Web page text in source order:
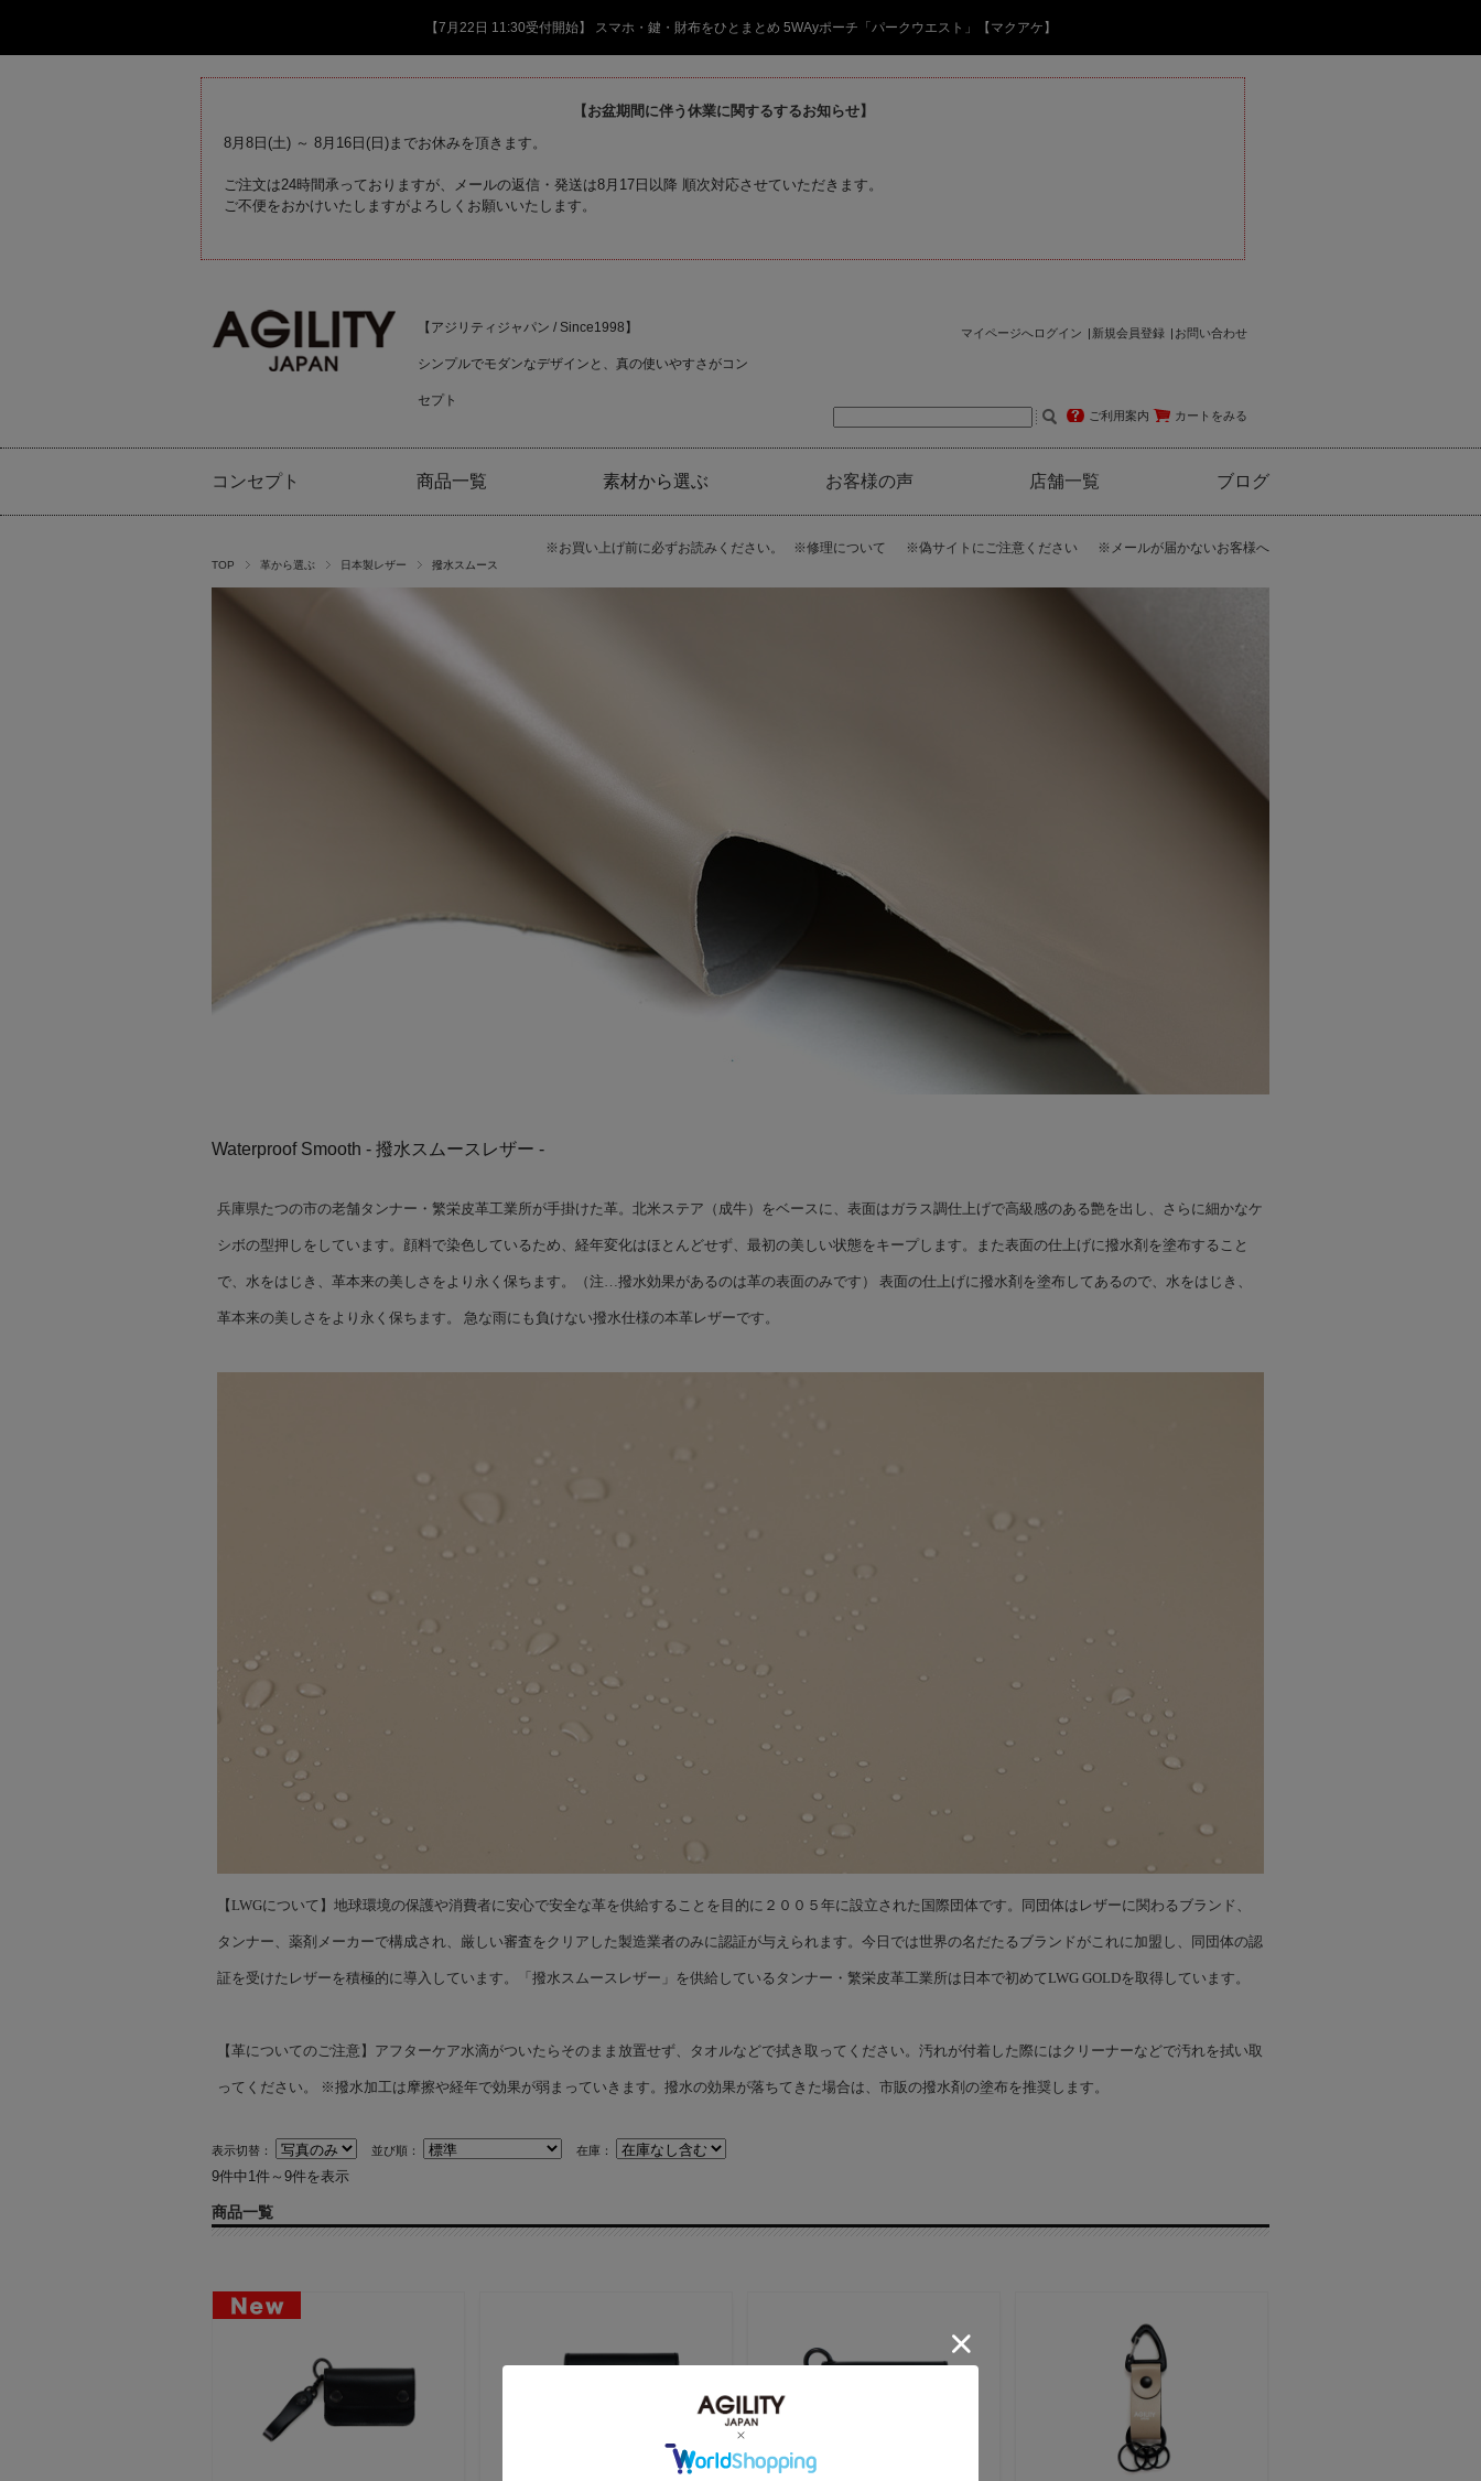
【7月22日 11:30受付開始】 スマホ・鍵・財布をひとまとめ 5WAyポーチ「パークウエスト」【マクアケ】
【お盆期間に伴う休業に関するするお知らせ】
8月8日(土) ～ 8月16日(日)までお休みを頂きます。
ご注文は24時間承っておりますが、メールの返信・発送は8月17日以降 順次対応させていただきます。
ご不便をおかけいたしますがよろしくお願いいたします。
【アジリティジャパン / Since1998】
シンプルでモダンなデザインと、真の使いやすさがコン
セプト
マイページへログイン 新規会員登録 お問い合わせ
ご利用案内 カートをみる
コンセプト 商品一覧 素材から選ぶ お客様の声 店舗一覧 ブログ
※お買い上げ前に必ずお読みください。 ※修理について ※偽サイトにご注意ください ※メールが届かないお客様へ
TOP 革から選ぶ 日本製レザー 撥水スムース
Waterproof Smooth - 撥水スムースレザー -
兵庫県たつの市の老舗タンナー・繁栄皮革工業所が手掛けた革。北米ステア（成牛）をベースに、表面はガラス調仕上げで高級感のある艶を出し、さらに細かなケ
シボの型押しをしています。顔料で染色しているため、経年変化はほとんどせず、最初の美しい状態をキープします。また表面の仕上げに撥水剤を塗布すること
で、水をはじき、革本来の美しさをより永く保ちます。（注…撥水効果があるのは革の表面のみです） 表面の仕上げに撥水剤を塗布してあるので、水をはじき、
革本来の美しさをより永く保ちます。 急な雨にも負けない撥水仕様の本革レザーです。
【LWGについて】地球環境の保護や消費者に安心で安全な革を供給することを目的に２００５年に設立された国際団体です。同団体はレザーに関わるブランド、
タンナー、薬剤メーカーで構成され、厳しい審査をクリアした製造業者のみに認証が与えられます。今日では世界の名だたるブランドがこれに加盟し、同団体の認
証を受けたレザーを積極的に導入しています。「撥水スムースレザー」を供給しているタンナー・繁栄皮革工業所は日本で初めてLWG GOLDを取得しています。
【革についてのご注意】アフターケア水滴がついたらそのまま放置せず、タオルなどで拭き取ってください。汚れが付着した際にはクリーナーなどで汚れを拭い取
ってください。 ※撥水加工は摩擦や経年で効果が弱まっていきます。撥水の効果が落ちてきた場合は、市販の撥水剤の塗布を推奨します。
表示切替： 並び順： 在庫：
9件中1件～9件を表示
商品一覧